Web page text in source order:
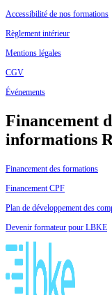
Accessibilité de nos formations
Règlement intérieur
Mentions légales
CGV
Événements
Financement
informations
Financement des formations
Financement CPF
Plan de développement des
Devenir formateur pour LBKE